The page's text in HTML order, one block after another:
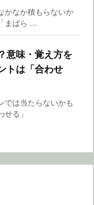
かなか積もらないか
まばら ...
意味・覚え方を
トは「合わせ
では当たらないかも
る」